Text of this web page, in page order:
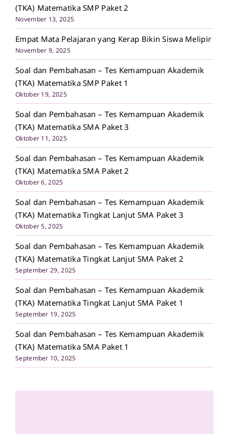
(TKA) Matematika SMP Paket 2
November 13, 2025
Empat Mata Pelajaran yang Kerap Bikin Siswa Melipir
November 9, 2025
Soal dan Pembahasan – Tes Kemampuan Akademik
(TKA) Matematika SMP Paket 1
Oktober 19, 2025
Soal dan Pembahasan – Tes Kemampuan Akademik
(TKA) Matematika SMA Paket 3
Oktober 11, 2025
Soal dan Pembahasan – Tes Kemampuan Akademik
(TKA) Matematika SMA Paket 2
Oktober 6, 2025
Soal dan Pembahasan – Tes Kemampuan Akademik
(TKA) Matematika Tingkat Lanjut SMA Paket 3
Oktober 5, 2025
Soal dan Pembahasan – Tes Kemampuan Akademik
(TKA) Matematika Tingkat Lanjut SMA Paket 2
September 29, 2025
Soal dan Pembahasan – Tes Kemampuan Akademik
(TKA) Matematika Tingkat Lanjut SMA Paket 1
September 19, 2025
Soal dan Pembahasan – Tes Kemampuan Akademik
(TKA) Matematika SMA Paket 1
September 10, 2025